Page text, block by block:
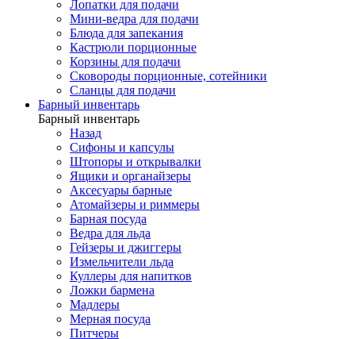
Лопатки для подачи
Мини-ведра для подачи
Блюда для запекания
Кастрюли порционные
Корзины для подачи
Сковороды порционные, сотейники
Сланцы для подачи
Барный инвентарь
Барный инвентарь
Назад
Сифоны и капсулы
Штопоры и открывалки
Ящики и органайзеры
Аксесуары барные
Атомайзеры и риммеры
Барная посуда
Ведра для льда
Гейзеры и джиггеры
Измельчители льда
Куллеры для напитков
Ложки бармена
Мадлеры
Мерная посуда
Питчеры